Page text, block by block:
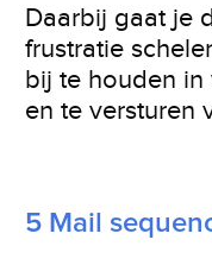
Daarbij gaat je
frustratie
bij te houden in
en te versturen
5 Mail